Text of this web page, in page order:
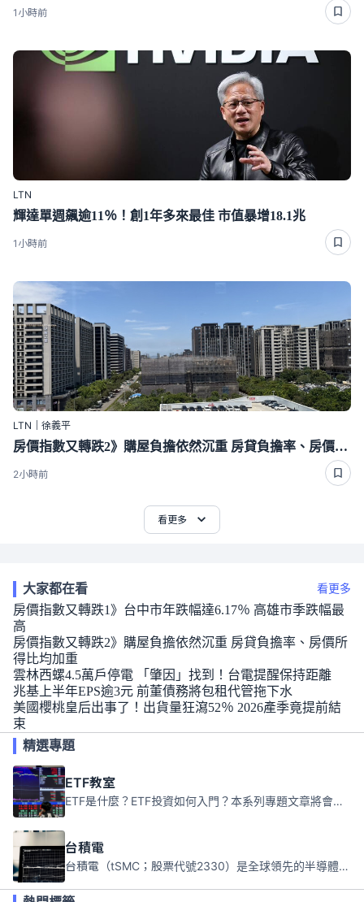
1小時前
LTN
輝達單週飆逾11％！創1年多來最佳 市值暴增18.1兆
1小時前
LTN｜徐義平
房價指數又轉跌2》購屋負擔依然沉重 房貸負擔率、房價所得比均加重
2小時前
看更多
大家都在看 看更多
房價指數又轉跌1》台中市年跌幅達6.17％ 高雄市季跌幅最
高
房價指數又轉跌2》購屋負擔依然沉重 房貸負擔率、房價所
得比均加重
雲林西螺4.5萬戶停電 「肇因」找到！台電提醒保持距離
兆基上半年EPS逾3元 前董債務將包租代管拖下水
美國櫻桃皇后出事了！出貨量狂瀉52％ 2026產季竟提前結
束
精選專題
ETF教室
ETF是什麼？ETF投資如何入門？本系列專題文章將會告訴你新手必須知道的ETF基礎知識。
台積電
台積電（tSMC；股票代號2330）是全球領先的半導體代工公司，成立於1987年，總部位於台灣新竹。且已於美國、日本、德國及中國設廠，台積電是全球首家專業積體電路製造服務公司，也是全球最先進和最大規模的半導體代工廠。